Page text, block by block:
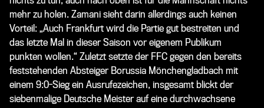
mehr zu holen. Zamani sieht darin allerdings auch keinen
Vorteil: „Auch Frankfurt wird die Partie gut bestreiten und
das letzte Mal in dieser Saison vor eigenem Publikum
punkten wollen.“ Zuletzt setzte der FFC gegen den bereits
feststehenden Absteiger Borussia Mönchengladbach mit
einem 9:0-Sieg ein Ausrufezeichen, insgesamt blickt der
siebenmalige Deutsche Meister auf eine durchwachsene